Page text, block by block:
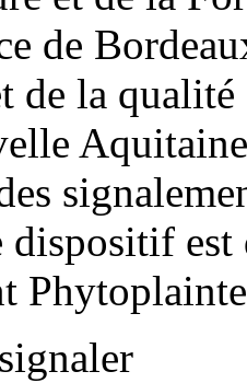
de
de la
dispositif